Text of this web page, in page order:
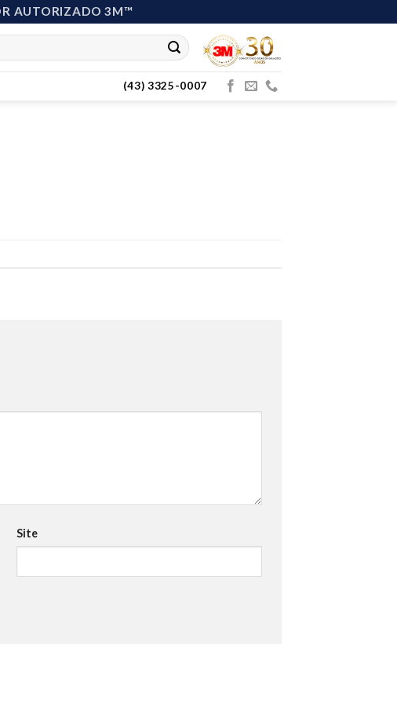
AUTORIZADO 3M™
(43) 3325-0007
Site